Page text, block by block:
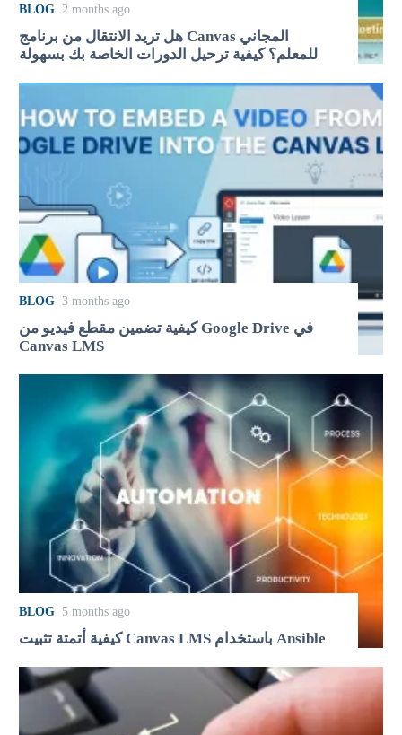
BLOG 2 months ago
هل تريد الانتقال من برنامج Canvas المجاني
للمعلم؟ كيفية ترحيل الدورات الخاصة بك بسهولة
BLOG 3 months ago
كيفية تضمين مقطع فيديو من Google Drive في
Canvas LMS
BLOG 5 months ago
كيفية أتمتة تثبيت Canvas LMS باستخدام Ansible